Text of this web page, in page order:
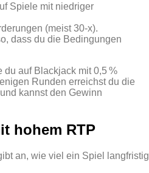
Spiele mit niedriger
(meist 30‑x).
dass du die Bedingungen
du auf Blackjack mit 0,5 %
Runden erreichst du die
kannst den Gewinn
hohem RTP
an, wie viel ein Spiel langfristig